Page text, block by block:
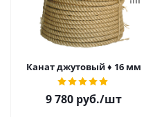
Канат джутовый ♦ 16 мм
9 780руб./шт